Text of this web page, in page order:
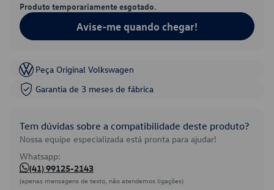
Produto temporariamente esgotado.
Avise-me quando chegar!
Peça Original Volkswagen
Garantia de 3 meses de fábrica
Tem dúvidas sobre a compatibilidade deste produto?
Nossa equipe especializada está pronta para ajudar!
Whatsapp:
(41) 99125-2143
(apenas mensagens de texto, não atendemos ligações)